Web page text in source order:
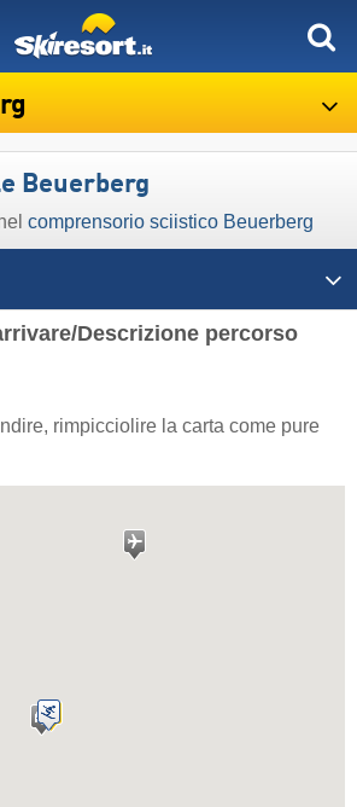
Beuerberg
comprensorio sciistico Beuerberg
Descrizione percorso
rimpicciolire la carta come pure